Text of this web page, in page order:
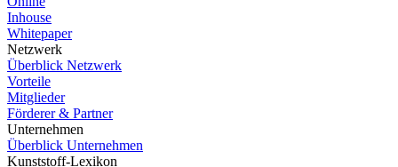
Inhouse
Whitepaper
Netzwerk
Überblick Netzwerk
Vorteile
Mitglieder
Förderer & Partner
Unternehmen
Überblick Unternehmen
Kunststoff-Lexikon